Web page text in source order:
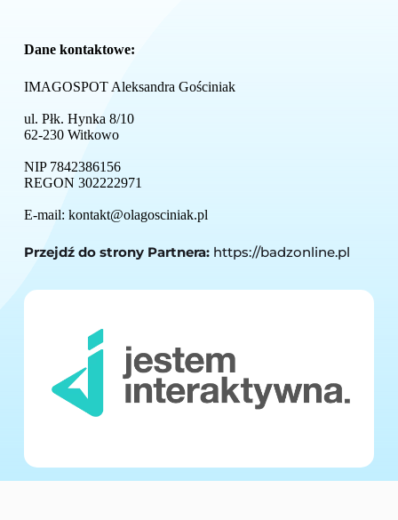
Dane kontaktowe:
IMAGOSPOT Aleksandra Gościniak
ul. Płk. Hynka 8/10
62-230 Witkowo
NIP 7842386156
REGON 302222971
E-mail: kontakt@olagosciniak.pl
Przejdź do strony Partnera: https://badzonline.pl